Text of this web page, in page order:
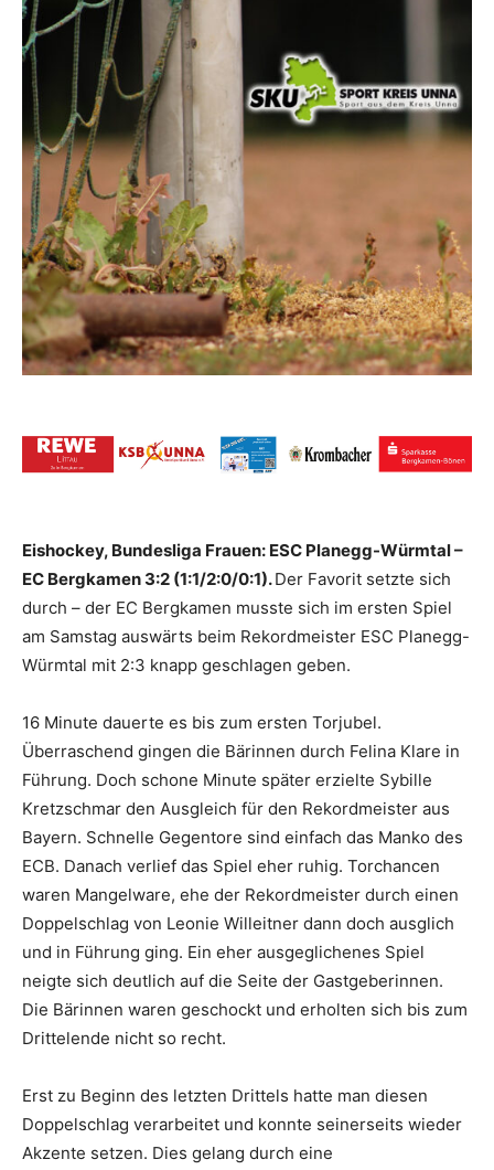
Eishockey, Bundesliga Frauen: ESC Planegg-Würmtal –
EC Bergkamen 3:2 (1:1/2:0/0:1).Der Favorit setzte sich
durch – der EC Bergkamen musste sich im ersten Spiel
am Samstag auswärts beim Rekordmeister ESC Planegg-
Würmtal mit 2:3 knapp geschlagen geben.
16 Minute dauerte es bis zum ersten Torjubel.
Überraschend gingen die Bärinnen durch Felina Klare in
Führung. Doch schone Minute später erzielte Sybille
Kretzschmar den Ausgleich für den Rekordmeister aus
Bayern. Schnelle Gegentore sind einfach das Manko des
ECB. Danach verlief das Spiel eher ruhig. Torchancen
waren Mangelware, ehe der Rekordmeister durch einen
Doppelschlag von Leonie Willeitner dann doch ausglich
und in Führung ging. Ein eher ausgeglichenes Spiel
neigte sich deutlich auf die Seite der Gastgeberinnen.
Die Bärinnen waren geschockt und erholten sich bis zum
Drittelende nicht so recht.
Erst zu Beginn des letzten Drittels hatte man diesen
Doppelschlag verarbeitet und konnte seinerseits wieder
Akzente setzen. Dies gelang durch eine